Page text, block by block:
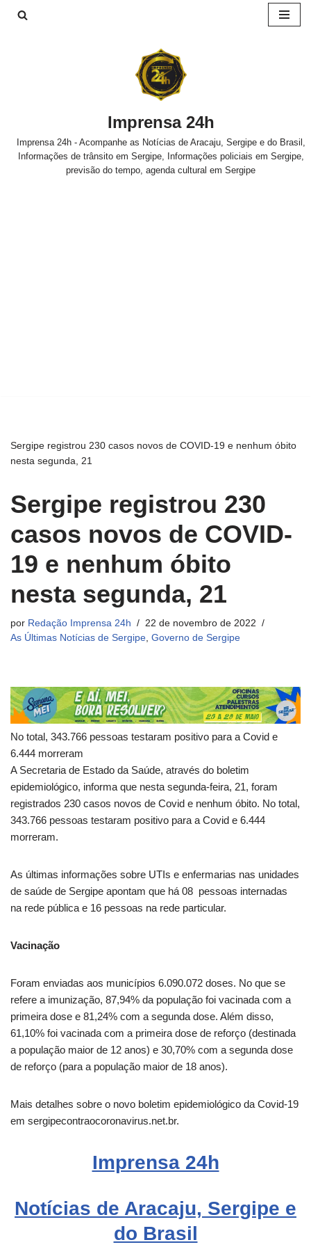
Imprensa 24h
Imprensa 24h - Acompanhe as Notícias de Aracaju, Sergipe e do Brasil,
Informações de trânsito em Sergipe, Informações policiais em Sergipe,
previsão do tempo, agenda cultural em Sergipe
Sergipe registrou 230 casos novos de COVID-19 e nenhum óbito
nesta segunda, 21
Sergipe registrou 230
casos novos de COVID-
19 e nenhum óbito
nesta segunda, 21
por Redação Imprensa 24h
22 de novembro de 2022
As Últimas Notícias de Sergipe, Governo de Sergipe
No total, 343.766 pessoas testaram positivo para a Covid e
6.444 morreram
A Secretaria de Estado da Saúde, através do boletim
epidemiológico, informa que nesta segunda-feira, 21, foram
registrados 230 casos novos de Covid e nenhum óbito. No total,
343.766 pessoas testaram positivo para a Covid e 6.444
morreram.
As últimas informações sobre UTIs e enfermarias nas unidades
de saúde de Sergipe apontam que há 08 pessoas internadas
na rede pública e 16 pessoas na rede particular.
Vacinação
Foram enviadas aos municípios 6.090.072 doses. No que se
refere a imunização, 87,94% da população foi vacinada com a
primeira dose e 81,24% com a segunda dose. Além disso,
61,10% foi vacinada com a primeira dose de reforço (destinada
a população maior de 12 anos) e 30,70% com a segunda dose
de reforço (para a população maior de 18 anos).
Mais detalhes sobre o novo boletim epidemiológico da Covid-19
em sergipecontraocoronavirus.net.br.
Imprensa 24h
Notícias de Aracaju, Sergipe e
do Brasil